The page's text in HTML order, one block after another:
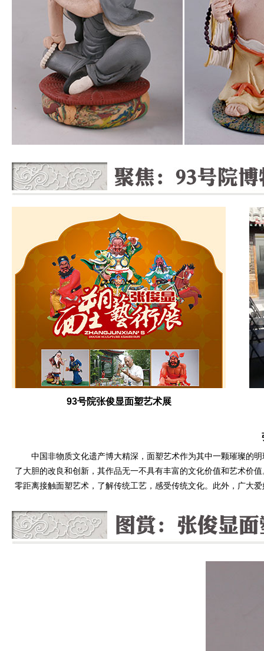
93号院张俊显面塑艺术展
中国非物质文化遗产博大精深，面塑艺术作为其中一颗璀璨的
了大胆的改良和创新，其作品无一不具有丰富的文化价值和艺术价
零距离接触面塑艺术，了解传统工艺，感受传统文化。此外，广大